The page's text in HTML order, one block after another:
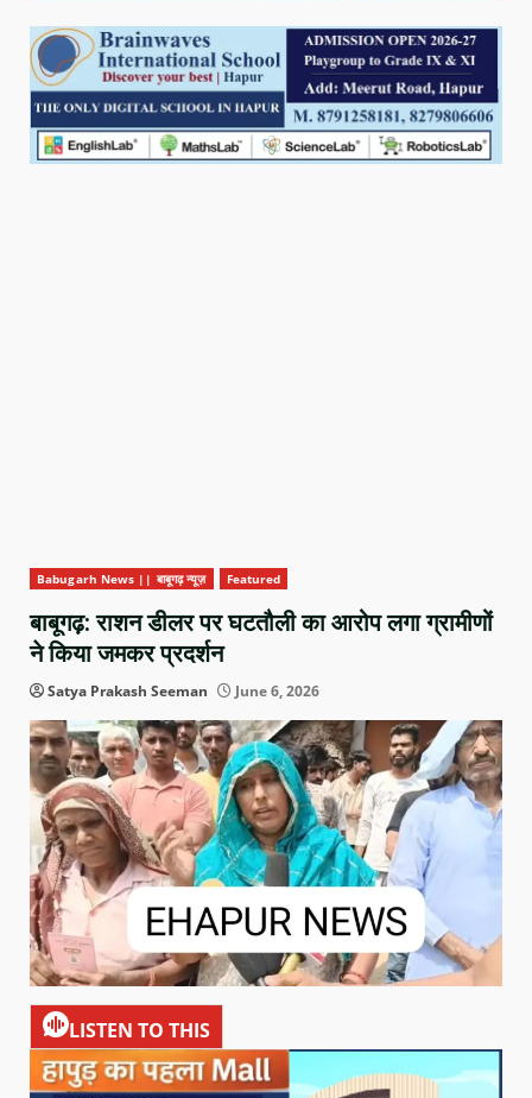
Babugarh News || बाबूगढ़ न्यूज़ Featured
बाबूगढ़: राशन डीलर पर घटतौली का आरोप लगा ग्रामीणों
ने किया जमकर प्रदर्शन
Satya Prakash Seeman June 6, 2026
LISTEN TO THIS